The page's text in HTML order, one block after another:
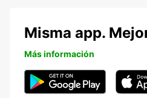
Misma app.
Más información